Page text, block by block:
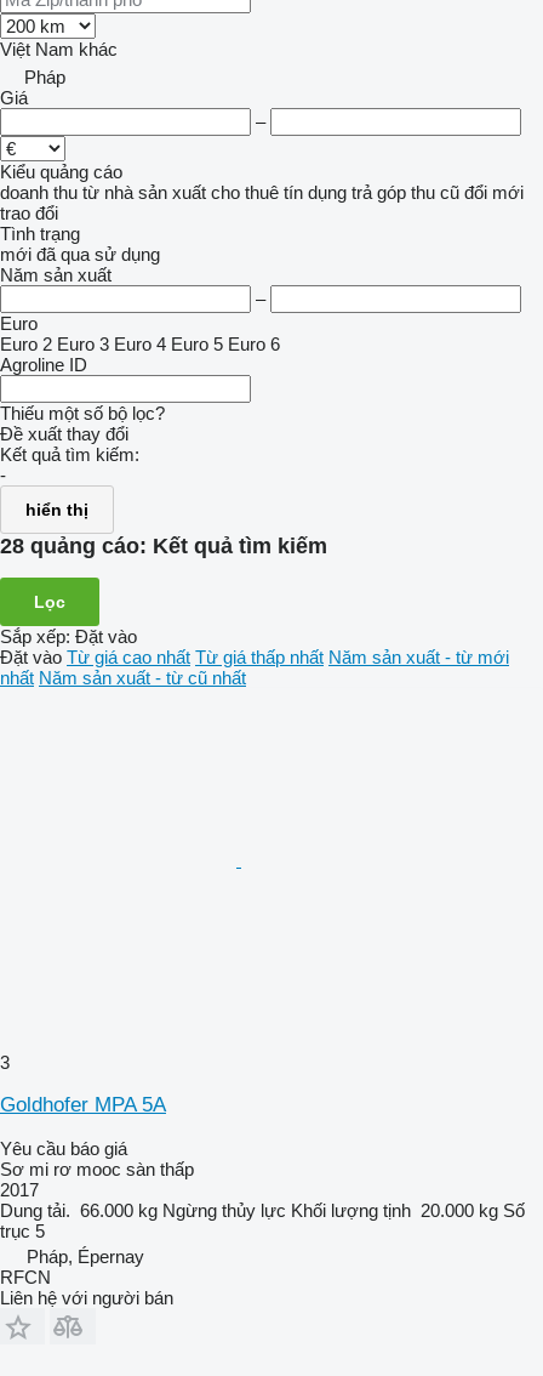
Việt Nam khác
Pháp
Giá
–
Kiểu quảng cáo
doanh thu từ nhà sản xuất cho thuê tín dụng trả góp thu cũ đổi mới
trao đổi
Tình trạng
mới đã qua sử dụng
Năm sản xuất
–
Euro
Euro 2 Euro 3 Euro 4 Euro 5 Euro 6
Agroline ID
Thiếu một số bộ lọc?
Đề xuất thay đổi
Kết quả tìm kiếm:
-
hiển thị
28 quảng cáo: Kết quả tìm kiếm
Lọc
Sắp xếp: Đặt vào
Đặt vào Từ giá cao nhất Từ giá thấp nhất Năm sản xuất - từ mới
nhất Năm sản xuất - từ cũ nhất
3
Goldhofer MPA 5A
Yêu cầu báo giá
Sơ mi rơ mooc sàn thấp
2017
Dung tải. 66.000 kg Ngừng thủy lực Khối lượng tịnh 20.000 kg Số
trục 5
Pháp, Épernay
RFCN
Liên hệ với người bán